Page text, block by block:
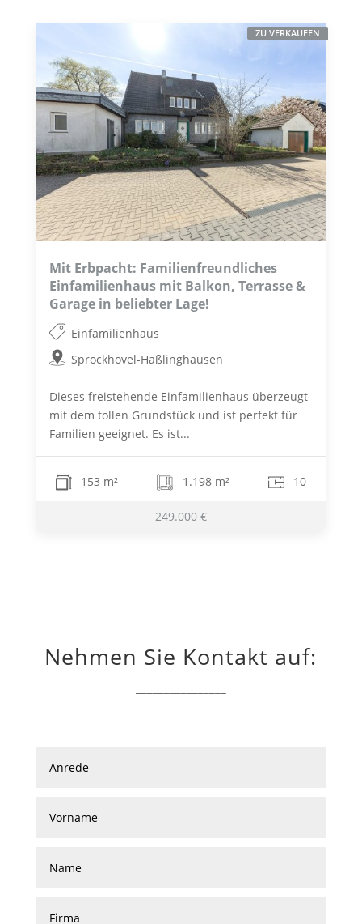
Mit Erbpacht: Familienfreundliches
Einfamilienhaus mit Balkon, Terrasse &
Garage in beliebter Lage!
Einfamilienhaus
Sprockhövel-Haßlinghausen
Dieses freistehende Einfamilienhaus überzeugt
mit dem tollen Grundstück und ist perfekt für
Familien geeignet. Es ist...
153 m² 1.198 m² 10
249.000 €
ZU VERKAUFEN
Nehmen Sie Kontakt auf: